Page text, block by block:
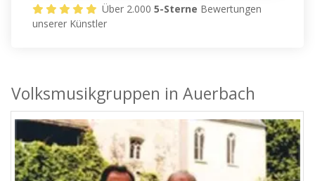
Über 2.0005-Sterne Bewertungen
unserer Künstler
Volksmusikgruppen in Auerbach